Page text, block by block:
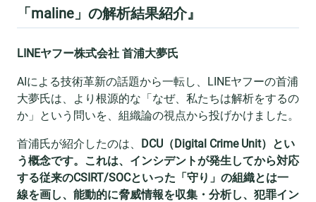
「maline」の解析結果紹介』
LINEヤフー株式会社 首浦大夢氏
AIによる技術革新の話題から一転し、LINEヤフーの首浦
大夢氏は、より根源的な「なぜ、私たちは解析をするの
か」という問いを、組織論の視点から投げかけました。
首浦氏が紹介したのは、 DCU（Digital Crime Unit）とい
う概念です。これは、インシデントが発生してから対応
する従来のCSIRT/SOCといった「守り」の組織とは一
線を画し、能動的に脅威情報を収集・分析し、犯罪イン